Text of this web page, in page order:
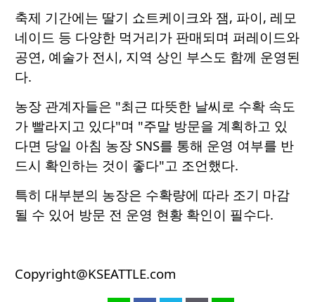
축제 기간에는 딸기 쇼트케이크와 잼, 파이, 레모
네이드 등 다양한 먹거리가 판매되며 퍼레이드와
공연, 예술가 전시, 지역 상인 부스도 함께 운영된
다.
농장 관계자들은 "최근 따뜻한 날씨로 수확 속도
가 빨라지고 있다"며 "주말 방문을 계획하고 있
다면 당일 아침 농장 SNS를 통해 운영 여부를 반
드시 확인하는 것이 좋다"고 조언했다.
특히 대부분의 농장은 수확량에 따라 조기 마감
될 수 있어 방문 전 운영 현황 확인이 필수다.
Copyright@KSEATTLE.com